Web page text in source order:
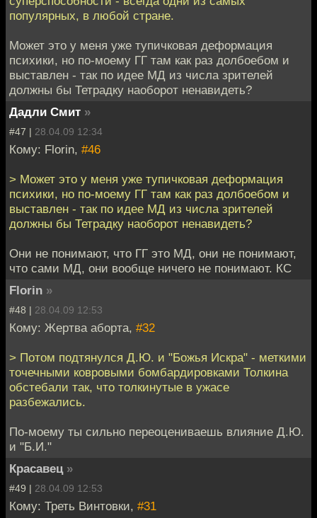
популярных, в любой стране.
Может это у меня уже тупичковая деформация
психики, но по-моему ГГ там как раз долбоебом и
выставлен - так по идее МД из числа зрителей
должны бы Тетрадку наоборот ненавидеть?
Дадли Смит »
#47 | 28.04.09 12:34
Кому: Florin, #46
> Может это у меня уже тупичковая деформация
психики, но по-моему ГГ там как раз долбоебом и
выставлен - так по идее МД из числа зрителей
должны бы Тетрадку наоборот ненавидеть?
Они не понимают, что ГГ это МД, они не понимают,
что сами МД, они вообще ничего не понимают. КС
Florin »
#48 | 28.04.09 12:53
Кому: Жертва аборта, #32
> Потом подтянулся Д.Ю. и "Божья Искра" - меткими
точечными ковровыми бомбардировками Толкина
обстебали так, что толкинутые в ужасе
разбежались.
По-моему ты сильно переоцениваешь влияние Д.Ю.
и "Б.И."
Красавец »
#49 | 28.04.09 12:53
Кому: Треть Винтовки, #31